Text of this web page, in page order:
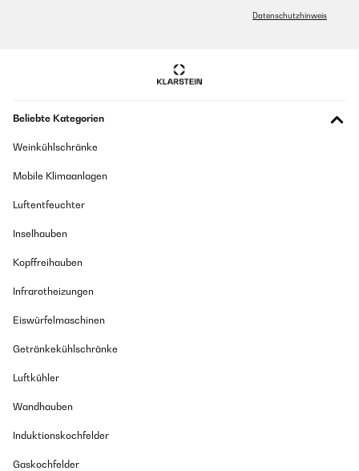
Datenschutzhinweis
Beliebte Kategorien
Weinkühlschränke
Mobile Klimaanlagen
Luftentfeuchter
Inselhauben
Kopffreihauben
Infrarotheizungen
Eiswürfelmaschinen
Getränkekühlschränke
Luftkühler
Wandhauben
Induktionskochfelder
Gaskochfelder